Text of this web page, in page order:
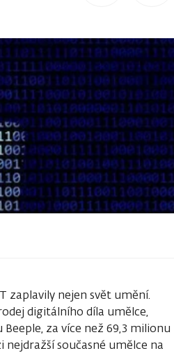
zaplavily nejen svět umění.
digitálního díla umělce,
za více než 69,3 milionu
současné umělce na